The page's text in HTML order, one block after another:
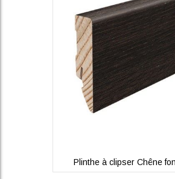
Plinthe à clipser Chêne